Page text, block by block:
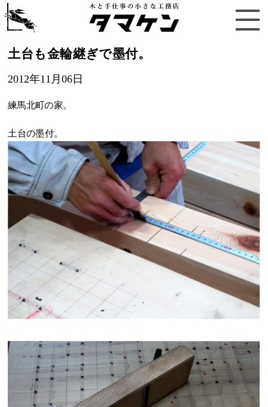
土台も金輪継ぎで墨付。
2012年11月06日
練馬北町の家。
土台の墨付。